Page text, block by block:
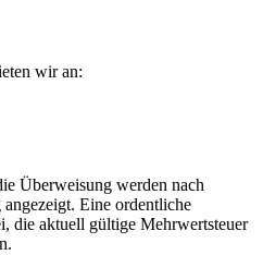
wir an:
Überweisung werden nach
Eine ordentliche
die aktuell gültige Mehrwertsteuer